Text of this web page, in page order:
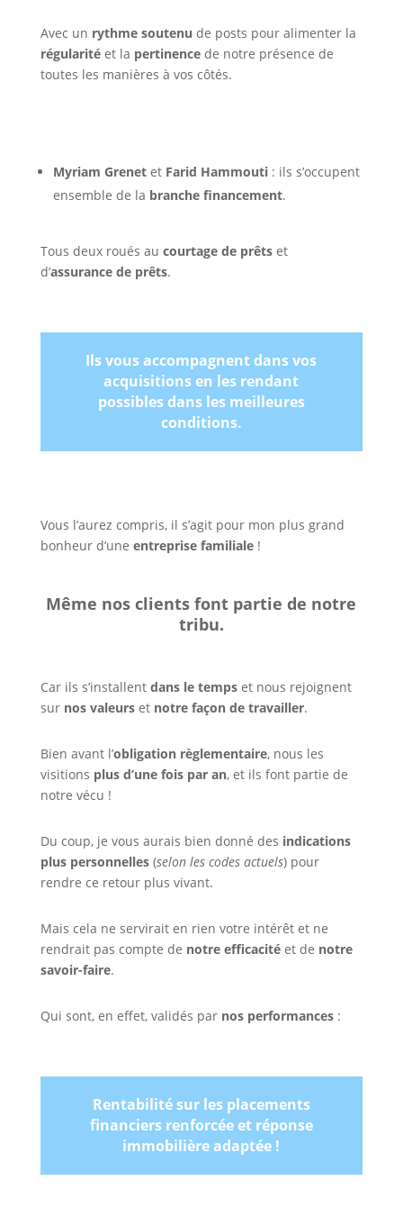
Avec un rythme soutenu de posts pour alimenter la
régularitéet la pertinencede notre présence de
toutes les manières à vos côtés.
Myriam Grenetet Farid Hammouti: ils s’occupent
ensemble de la branche financement.
Tous deux roués au courtage de prêtset
d’assurance de prêts.
Ils vous accompagnent dans vos
acquisitions en les rendant
possibles dans les meilleures
conditions.
Vous l’aurez compris, il s’agit pour mon plus grand
bonheur d’une entreprise familiale!
Même nos clients font partie de notre
tribu.
Car ils s’installent dans le temps et nous rejoignent
sur nos valeurset notre façon de travailler.
Bien avant l’obligation règlementaire, nous les
visitions plus d’une fois par an, et ils font partie de
notre vécu !
Du coup, je vous aurais bien donné des indications
plus personnelles(selon les codes actuels) pour
rendre ce retour plus vivant.
Mais cela ne servirait en rien votre intérêt et ne
rendrait pas compte de notre efficacitéet de notre
savoir-faire.
Qui sont, en effet, validés par nos performances:
Rentabilité sur les placements
financiers renforcée et réponse
immobilière adaptée !